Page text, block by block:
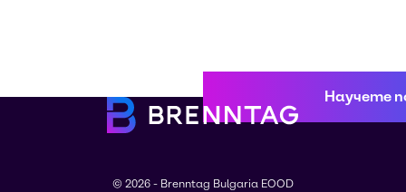
Научете
© 2026 - Brenntag Bulgaria EOOD